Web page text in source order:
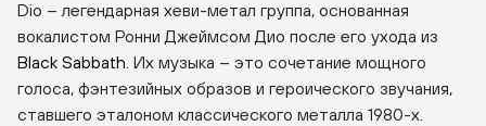
Dio – легендарная хеви-метал группа, основанная
вокалистом Ронни Джеймсом Дио после его ухода из
Black Sabbath . Их музыка – это сочетание мощного
голоса, фэнтезийных образов и героического звучания,
ставшего эталоном классического металла 1980-х.